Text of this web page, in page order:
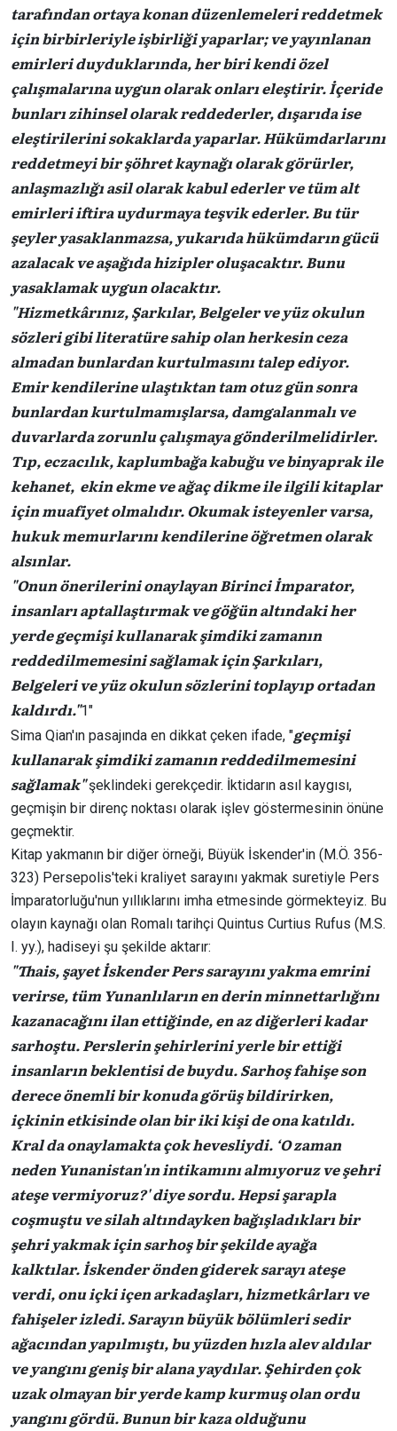
tarafından ortaya konan düzenlemeleri reddetmek
için birbirleriyle işbirliği yaparlar; ve yayınlanan
emirleri duyduklarında, her biri kendi özel
çalışmalarına uygun olarak onları eleştirir. İçeride
bunları zihinsel olarak reddederler, dışarıda ise
eleştirilerini sokaklarda yaparlar. Hükümdarlarını
reddetmeyi bir şöhret kaynağı olarak görürler,
anlaşmazlığı asil olarak kabul ederler ve tüm alt
emirleri iftira uydurmaya teşvik ederler. Bu tür
şeyler yasaklanmazsa, yukarıda hükümdarın gücü
azalacak ve aşağıda hizipler oluşacaktır. Bunu
yasaklamak uygun olacaktır.
"Hizmetkârınız, Şarkılar, Belgeler ve yüz okulun
sözleri gibi literatüre sahip olan herkesin ceza
almadan bunlardan kurtulmasını talep ediyor.
Emir kendilerine ulaştıktan tam otuz gün sonra
bunlardan kurtulmamışlarsa, damgalanmalı ve
duvarlarda zorunlu çalışmaya gönderilmelidirler.
Tıp, eczacılık, kaplumbağa kabuğu ve binyaprak ile
kehanet, ekin ekme ve ağaç dikme ile ilgili kitaplar
için muafiyet olmalıdır. Okumak isteyenler varsa,
hukuk memurlarını kendilerine öğretmen olarak
alsınlar.
"Onun önerilerini onaylayan Birinci İmparator,
insanları aptallaştırmak ve göğün altındaki her
yerde geçmişi kullanarak şimdiki zamanın
reddedilmemesini sağlamak için Şarkıları,
Belgeleri ve yüz okulun sözlerini toplayıp ortadan
kaldırdı."1″
Sima Qian'ın pasajında en dikkat çeken ifade, "geçmişi
kullanarak şimdiki zamanın reddedilmemesini
sağlamak"şeklindeki gerekçedir. İktidarın asıl kaygısı,
geçmişin bir direnç noktası olarak işlev göstermesinin önüne
geçmektir.
Kitap yakmanın bir diğer örneği, Büyük İskender'in (M.Ö. 356-
323) Persepolis'teki kraliyet sarayını yakmak suretiyle Pers
İmparatorluğu'nun yıllıklarını imha etmesinde görmekteyiz. Bu
olayın kaynağı olan Romalı tarihçi Quintus Curtius Rufus (M.S.
I. yy.), hadiseyi şu şekilde aktarır:
"Thais, şayet İskender Pers sarayını yakma emrini
verirse, tüm Yunanlıların en derin minnettarlığını
kazanacağını ilan ettiğinde, en az diğerleri kadar
sarhoştu. Perslerin şehirlerini yerle bir ettiği
insanların beklentisi de buydu. Sarhoş fahişe son
derece önemli bir konuda görüş bildirirken,
içkinin etkisinde olan bir iki kişi de ona katıldı.
Kral da onaylamakta çok hevesliydi. ‘O zaman
neden Yunanistan'ın intikamını almıyoruz ve şehri
ateşe vermiyoruz?' diye sordu. Hepsi şarapla
coşmuştu ve silah altındayken bağışladıkları bir
şehri yakmak için sarhoş bir şekilde ayağa
kalktılar. İskender önden giderek sarayı ateşe
verdi, onu içki içen arkadaşları, hizmetkârları ve
fahişeler izledi. Sarayın büyük bölümleri sedir
ağacından yapılmıştı, bu yüzden hızla alev aldılar
ve yangını geniş bir alana yaydılar. Şehirden çok
uzak olmayan bir yerde kamp kurmuş olan ordu
yangını gördü. Bunun bir kaza olduğunu